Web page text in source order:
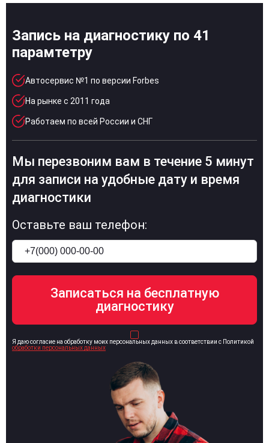
Запись на диагностику по 41
парамтетру
Автосервис №1 по версии Forbes
На рынке с 2011 года
Работаем по всей России и СНГ
Мы перезвоним вам в течение 5 минут
для записи на удобные дату и время
диагностики
Оставьте ваш телефон:
Я даю согласие на обработку моих персональных данных в соответствии с Политикой
обработки персональных данных